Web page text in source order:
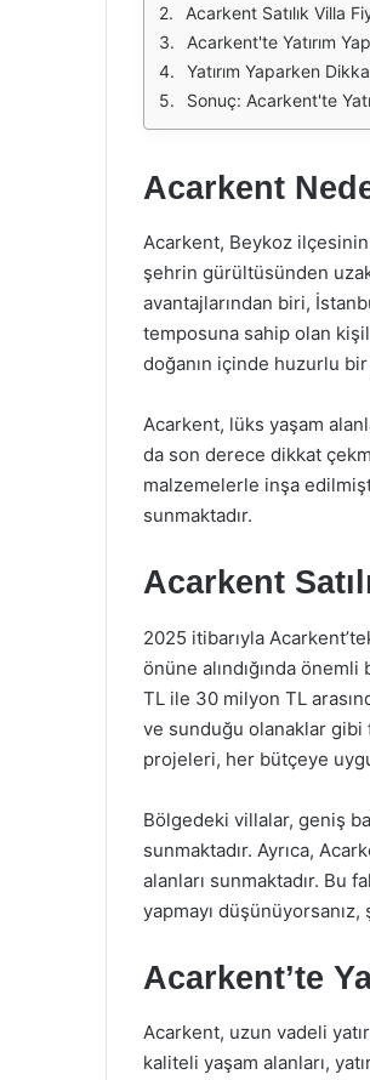
Acarkent Satılık Villa
Acarkent'te Yatırım
Yatırım Yaparken
Sonuç: Acarkent'te
Acarkent
Acarkent, Beykoz
şehrin gürültüsünden
avantajlarından biri,
temposuna sahip olan
doğanın içinde huzurlu
Acarkent, lüks yaşam
da son derece dikkat
malzemelerle inşa
sunmaktadır.
Acarkent
2025 itibarıyla
önüne alındığında
TL ile 30 milyon TL
ve sunduğu olanaklar gibi
projeleri, her bütçeye
Bölgedeki villalar, geniş
sunmaktadır. Ayrıca,
alanları sunmaktadır. Bu
yapmayı düşünüyorsanız,
Acarkent’te
Acarkent, uzun vadeli
kaliteli yaşam alanları,